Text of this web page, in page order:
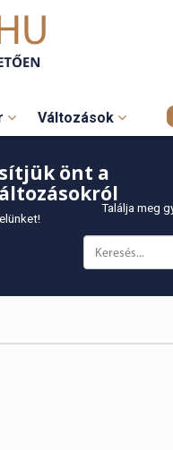
Változások
önt a
Találja meg